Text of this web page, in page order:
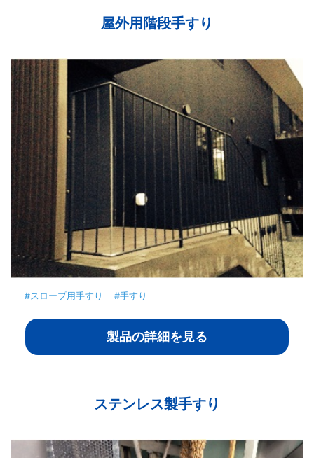
屋外用階段手すり
#スロープ用手すり #手すり
製品の詳細を見る
ステンレス製手すり